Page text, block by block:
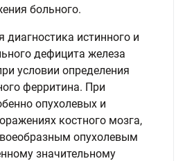
больного.
истинного и
дефицита железа
условии определения
ферритина. При
опухолевых и
костного мозга,
опухолевым
значительному